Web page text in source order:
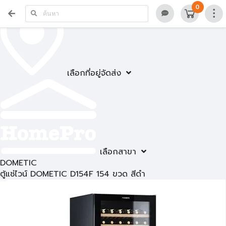
เลือกที่อยู่จัดส่ง
เลือกสาขา
0
DOMETIC
ตู้แช่ไวน์ DOMETIC D154F 154 ขวด สีดำ